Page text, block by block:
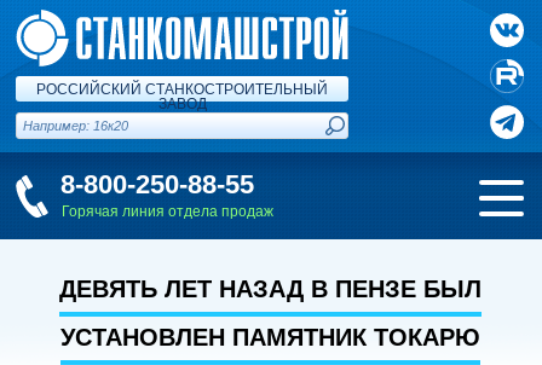
РОССИЙСКИЙ СТАНКОСТРОИТЕЛЬНЫЙ
ЗАВОД
8-800-250-88-55
Горячая линия отдела продаж
ДЕВЯТЬ ЛЕТ НАЗАД В ПЕНЗЕ БЫЛ
УСТАНОВЛЕН ПАМЯТНИК ТОКАРЮ